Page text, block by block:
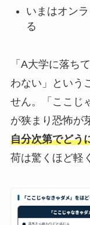
いまはオン
る
「A大学に落ち
わない」という
せん。「ここじ
が狭まり恐怖が
自分次第でどう
荷は驚くほど軽